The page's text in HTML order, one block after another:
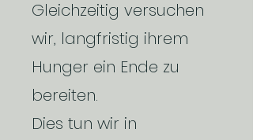
Gleichzeitig versuchen
wir, langfristig ihrem
Hunger ein Ende zu
bereiten.
Dies tun wir in